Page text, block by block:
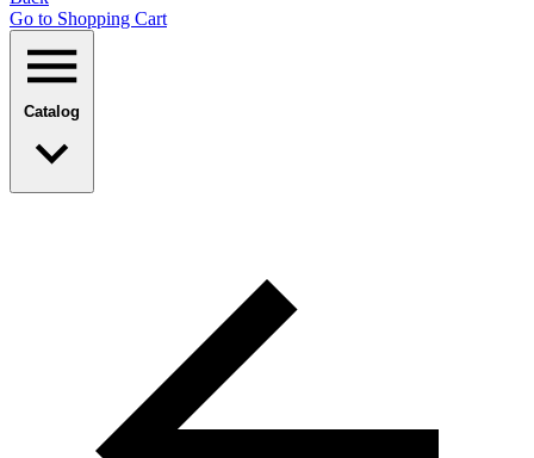
Go to Shopping Сart
Catalog